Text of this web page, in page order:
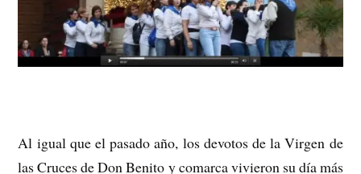
Al igual que el pasado año, los devotos de la Virgen de
las Cruces de Don Benito y comarca vivieron su día más